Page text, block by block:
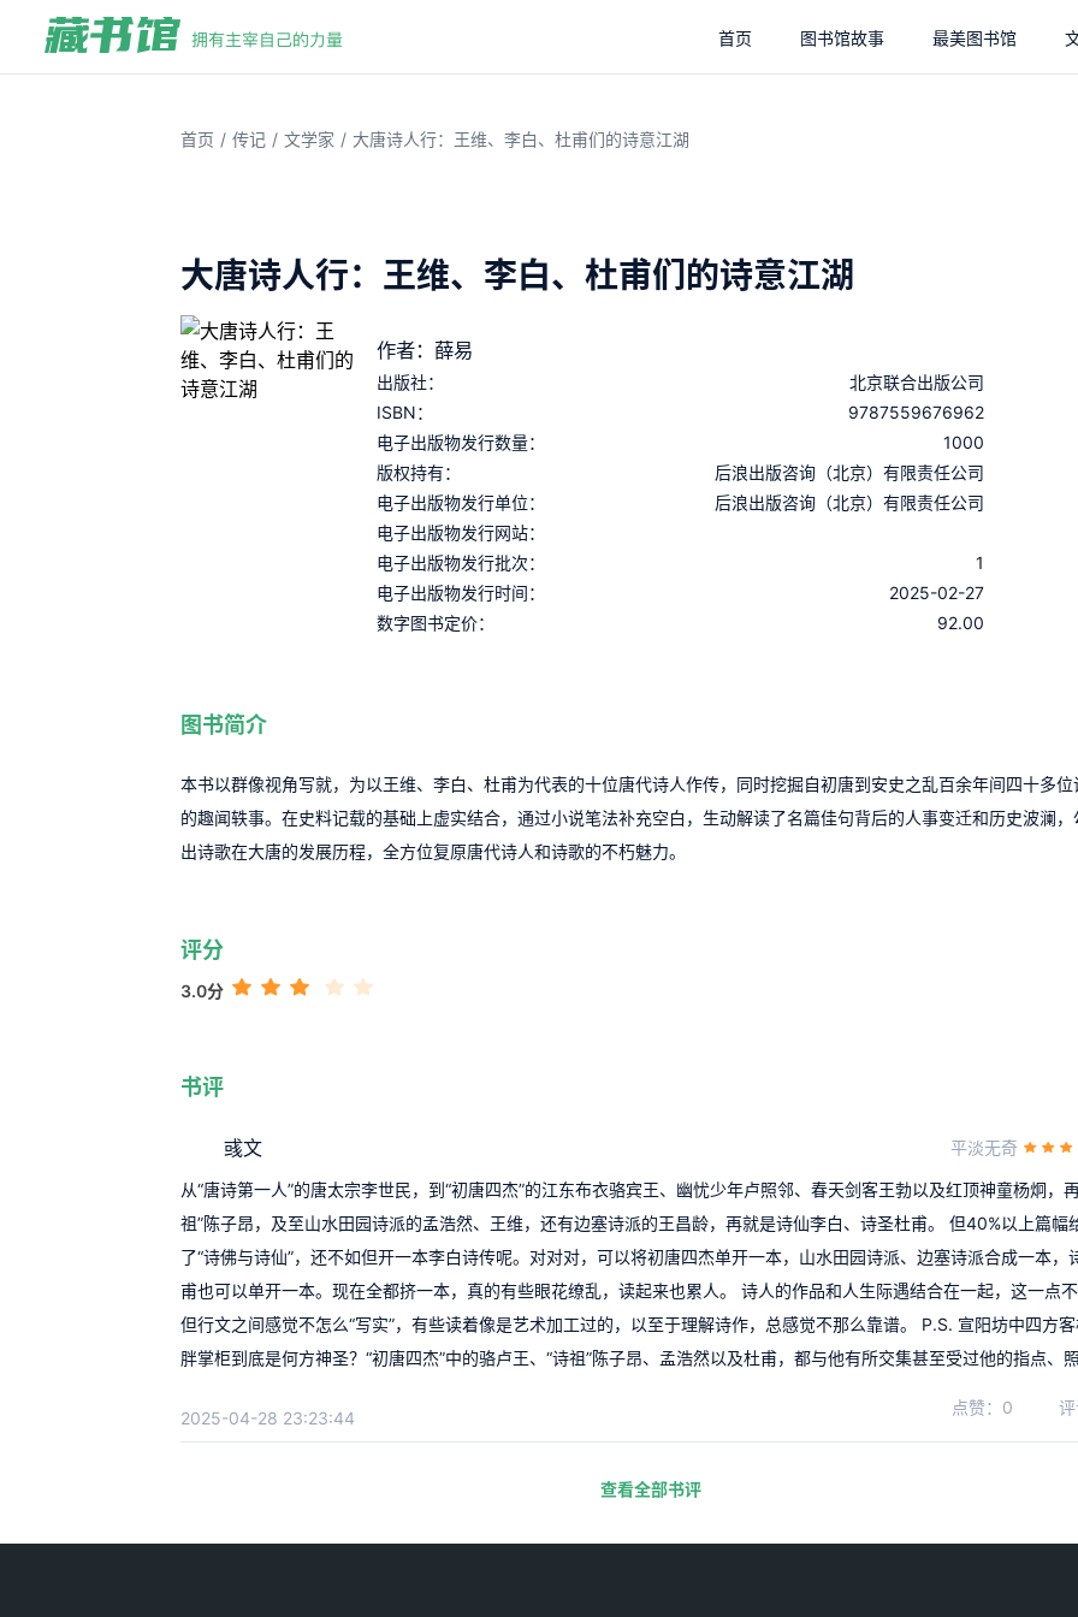
首页 图书馆故事 最美图书馆
首页 / 传记 / 文学家 / 大唐诗人行：王维、李白、杜甫们的诗意江湖
大唐诗人行：王维、李白、杜甫们的诗意江湖
作者：薛易
出版社：
北京联合出版公司
ISBN：
9787559676962
电子出版物发行数量：
1000
版权持有：
后浪出版咨询（北京）有限责任公司
电子出版物发行单位：
后浪出版咨询（北京）有限责任公司
电子出版物发行网站：
电子出版物发行批次：
1
电子出版物发行时间：
2025-02-27
数字图书定价：
92.00
图书简介
本书以群像视角写就，为以王维、李白、杜甫为代表的十位唐代诗人作传，同时挖掘自初唐到安史之乱百余年间四十多位
的趣闻轶事。在史料记载的基础上虚实结合，通过小说笔法补充空白，生动解读了名篇佳句背后的人事变迁和历史波澜，
出诗歌在大唐的发展历程，全方位复原唐代诗人和诗歌的不朽魅力。
评分
3.0分
书评
彧文 平淡无奇
从“唐诗第一人”的唐太宗李世民，到“初唐四杰”的江东布衣骆宾王、幽忧少年卢照邻、春天剑客王勃以及红顶神童杨炯，
祖”陈子昂，及至山水田园诗派的孟浩然、王维，还有边塞诗派的王昌龄，再就是诗仙李白、诗圣杜甫。 但40%以上篇幅
了“诗佛与诗仙”，还不如但开一本李白诗传呢。对对对，可以将初唐四杰单开一本，山水田园诗派、边塞诗派合成一本，
甫也可以单开一本。现在全都挤一本，真的有些眼花缭乱，读起来也累人。 诗人的作品和人生际遇结合在一起，这一点不
但行文之间感觉不怎么“写实”，有些读着像是艺术加工过的，以至于理解诗作，总感觉不那么靠谱。 P.S. 宣阳坊中四方
胖掌柜到底是何方神圣？“初唐四杰”中的骆卢王、“诗祖”陈子昂、孟浩然以及杜甫，都与他有所交集甚至受过他的指点、照
2025-04-28 23:23:44
点赞：0
查看全部书评